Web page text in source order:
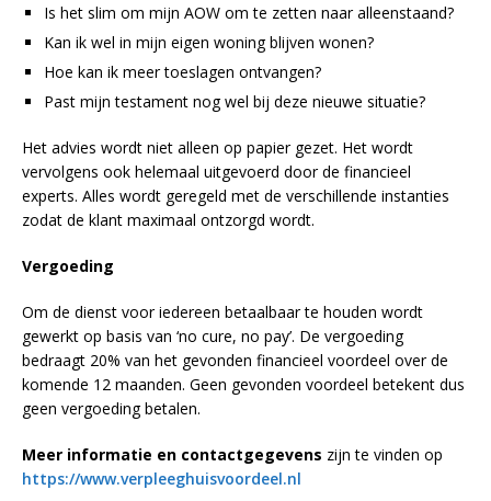
Is het slim om mijn AOW om te zetten naar alleenstaand?
Kan ik wel in mijn eigen woning blijven wonen?
Hoe kan ik meer toeslagen ontvangen?
Past mijn testament nog wel bij deze nieuwe situatie?
Het advies wordt niet alleen op papier gezet. Het wordt
vervolgens ook helemaal uitgevoerd door de financieel
experts. Alles wordt geregeld met de verschillende instanties
zodat de klant maximaal ontzorgd wordt.
Vergoeding
Om de dienst voor iedereen betaalbaar te houden wordt
gewerkt op basis van ‘no cure, no pay’. De vergoeding
bedraagt 20% van het gevonden financieel voordeel over de
komende 12 maanden. Geen gevonden voordeel betekent dus
geen vergoeding betalen.
Meer informatie en contactgegevens zijn te vinden op
https://www.verpleeghuisvoordeel.nl